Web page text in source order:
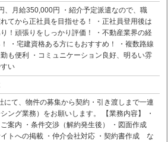
、月給350,000円 ・紹介予定派遣なので、職
てから正社員を目指せる！ ・正社員登用後は
！頑張りをしっかり評価！ ・不動産業界の経
・宅建資格ある方にもおすすめ！ ・複数路線
も便利 ・コミュニケーション良好、明るい雰
い
にて、物件の募集から契約・引き渡しまで一連
ング業務）をお願いします。 【業務内容】 ・
案内 ・条件交渉（解約発生後） ・図面作成
イトへの掲載 ・仲介会社対応 ・契約書作成 な